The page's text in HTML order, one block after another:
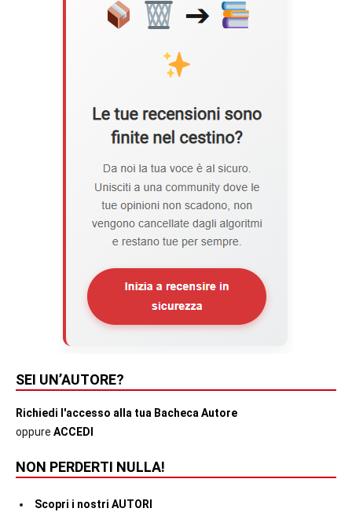
SEI UN’AUTORE?
Richiedi l'accesso alla tua Bacheca Autore
oppure ACCEDI
NON PERDERTI NULLA!
Scopri i nostri AUTORI